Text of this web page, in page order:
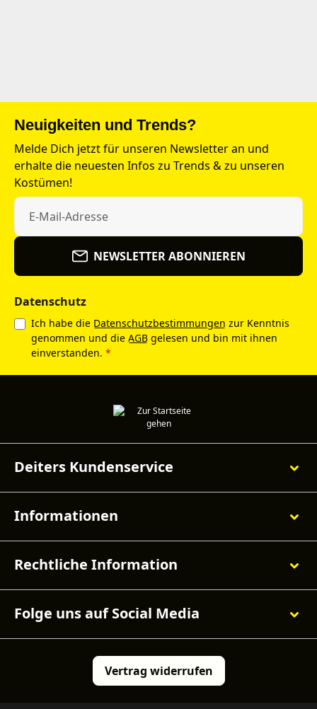
Neuigkeiten und Trends?
Melde Dich jetzt für unseren Newsletter an und
erhalte die neuesten Infos zu Trends & zu unseren
Kostümen!
NEWSLETTER ABONNIEREN
Datenschutz
Ich habe die Datenschutzbestimmungen zur Kenntnis
genommen und die AGB gelesen und bin mit ihnen
einverstanden. *
Deiters Kundenservice
Informationen
Rechtliche Information
Folge uns auf Social Media
Vertrag widerrufen